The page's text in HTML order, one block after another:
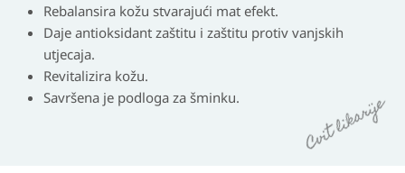
Rebalansira kožu stvarajući mat efekt.
Daje antioksidant zaštitu i zaštitu protiv vanjskih
utjecaja.
Revitalizira kožu.
Savršena je podloga za šminku.